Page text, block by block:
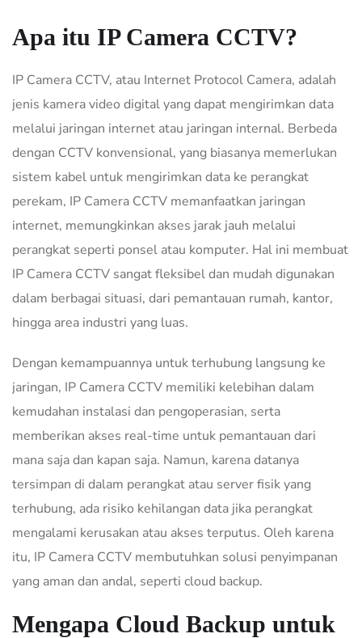
Apa itu IP Camera CCTV?
IP Camera CCTV, atau Internet Protocol Camera, adalah
jenis kamera video digital yang dapat mengirimkan data
melalui jaringan internet atau jaringan internal. Berbeda
dengan CCTV konvensional, yang biasanya memerlukan
sistem kabel untuk mengirimkan data ke perangkat
perekam, IP Camera CCTV memanfaatkan jaringan
internet, memungkinkan akses jarak jauh melalui
perangkat seperti ponsel atau komputer. Hal ini membuat
IP Camera CCTV sangat fleksibel dan mudah digunakan
dalam berbagai situasi, dari pemantauan rumah, kantor,
hingga area industri yang luas.
Dengan kemampuannya untuk terhubung langsung ke
jaringan, IP Camera CCTV memiliki kelebihan dalam
kemudahan instalasi dan pengoperasian, serta
memberikan akses real-time untuk pemantauan dari
mana saja dan kapan saja. Namun, karena datanya
tersimpan di dalam perangkat atau server fisik yang
terhubung, ada risiko kehilangan data jika perangkat
mengalami kerusakan atau akses terputus. Oleh karena
itu, IP Camera CCTV membutuhkan solusi penyimpanan
yang aman dan andal, seperti cloud backup.
Mengapa Cloud Backup untuk